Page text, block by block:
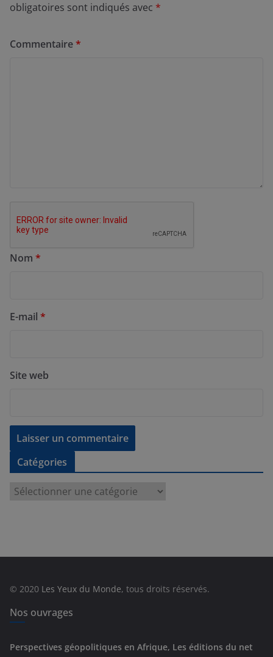
obligatoires sont indiqués avec *
Commentaire*
Nom *
E-mail *
Site web
Catégories
e
© 2020 Les Yeux du Monde, tous droits réservés.
Nos ouvrages
Perspectives géopolitiques en Afrique, Les éditions du net